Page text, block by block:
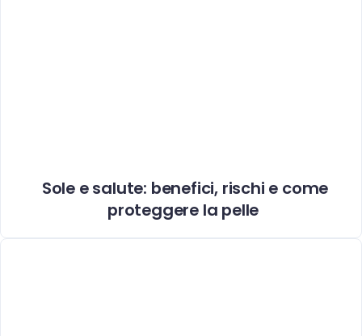
Sole e salute: benefici, rischi e come
proteggere la pelle